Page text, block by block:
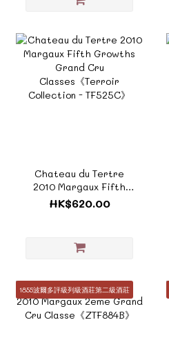
Chateau du Tertre
2010 Margaux Fifth
Growths Grand Cru
Classes《Terroir
HK$620.00
1855波爾多評級列級酒莊第二級酒莊